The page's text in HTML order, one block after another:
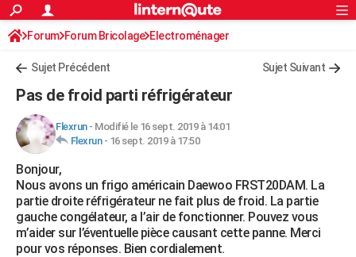
ACTUALITÉS
Politique
Société
Faits Divers
Education
Monde
Villes
+
FINANCE
Retraite
Impôts
Epargne
Immobilier
Risques naturels par ville
Banque
Assurance
Crédit
AUTO
Essais
Réserver un essai
Citadines
Berlines
SUV
Forum auto
+HIGH-TECH
Mobiles
Meilleur smartphone
Internet
Ordinateurs
Jeux vidéo
Guide high-tech
+BRICOLAGE
Forum
Aménagement intérieur
Extérieur
Cuisine
Salle de bains
Jardinage
Rangement
WEEK-END
S'inscrire
Connexion
Forum Forum Bricolage Electroménager
Sujet Précédent Sujet Suivant
Pas de froid parti réfrigérateur
Flexrun- Modifié le 16 sept. 2019 à 14:01
Flexrun- 16 sept. 2019 à 17:50
Bonjour,
Nous avons un frigo américain Daewoo FRST20DAM. La
partie droite réfrigérateur ne fait plus de froid. La partie
gauche congélateur, a l’air de fonctionner. Pouvez vous
m’aider sur l’éventuelle pièce causant cette panne. Merci
pour vos réponses. Bien cordialement.